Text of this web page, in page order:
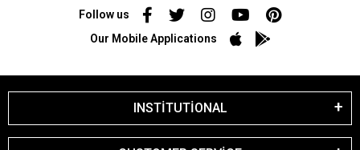
Follow us
Our Mobile Applications
INSTİTUTİONAL